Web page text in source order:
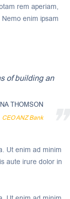
rem aperiam,
enim ipsam
of building an
THOMSON
CEO ANZ Bank
Ut enim ad minim
aute irure dolor in